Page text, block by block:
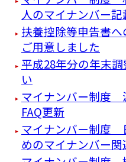
人のマイナンバー
扶養控除等申告書
ご用意しました
平成28年分の年末
い
マイナンバー制度
FAQ更新
マイナンバー制度
めのマイナンバー関